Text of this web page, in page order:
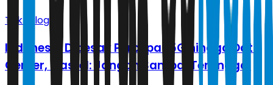
Teknologi
Indonesia Didesak Percepat 5G hingga Data
Center, Mastel: Jangan Sampai Tertinggal